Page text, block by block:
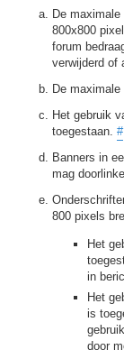
De
800x800
forum
verwijderd of
De
Het gebruik
toegestaan. #
Banners in
mag
800 pixels
Het
in
Het
is
door